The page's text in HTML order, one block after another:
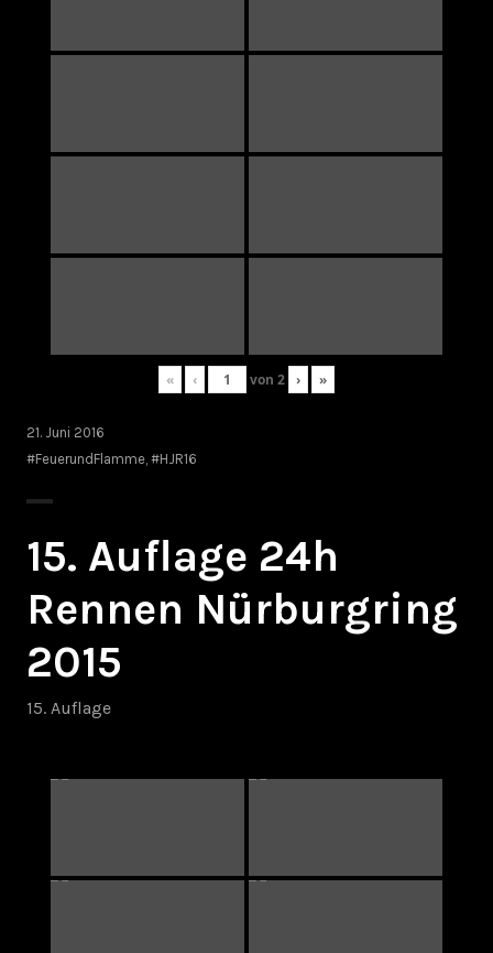
« ‹ von 2 › »
21. Juni 2016
#FeuerundFlamme #HJR16
15. Auflage 24h
Rennen Nürburgring
2015
15. Auflage